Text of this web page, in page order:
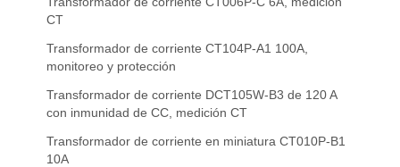
CT
Transformador de corriente CT104P-A1 100A,
monitoreo y protección
Transformador de corriente DCT105W-B3 de 120 A
con inmunidad de CC, medición CT
Transformador de corriente en miniatura CT010P-B1
10A